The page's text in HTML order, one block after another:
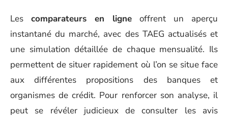
Les comparateurs en ligne offrent un aperçu
instantané du marché, avec des TAEG actualisés et
une simulation détaillée de chaque mensualité. Ils
permettent de situer rapidement où l’on se situe face
aux différentes propositions des banques et
organismes de crédit. Pour renforcer son analyse, il
peut se révéler judicieux de consulter les avis